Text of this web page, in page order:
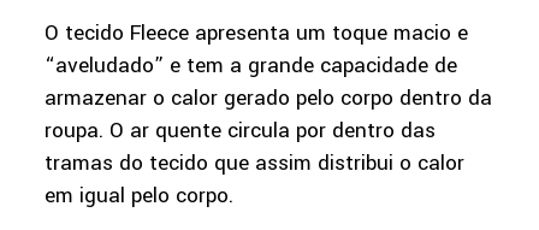
O tecido Fleece apresenta um toque macio e
“aveludado” e tem a grande capacidade de
armazenar o calor gerado pelo corpo dentro da
roupa. O ar quente circula por dentro das
tramas do tecido que assim distribui o calor
em igual pelo corpo.